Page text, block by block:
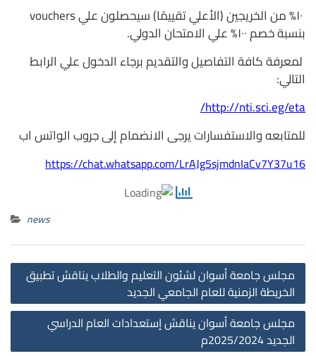
١٠% من الخريجين (الأعلي تقييمًا) سيحصلون علي vouchers
بنسبة خصم ١٠٠% علي الامتحان الدولي.
لمعرفة كافة التفاصيل والتقديم برجاء الدخول علي الرابط
التالي:
http://nti.sci.eg/eta/
للمتابعه والاستفسارات يرجى الانضمام إلى جروب الواتس اب
https://chat.whatsapp.com/LrAJg5sjmdnIaCv7Y37u16
news
مجلس جامعة أسوان لشئون التعليم والطلاب يناقش تطبيق
الخريطة الزمنية للعام الجامعي الجديد
مجلس جامعة أسوان يناقش إستعدادات العام الدراسي
الجديد 2025/2024م